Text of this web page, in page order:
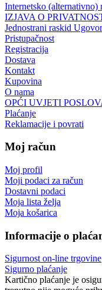
Internetsko (alternativno)
IZJAVA O
Jednostrani raskid
Pristupačnost
Registracija
Dostava
Kontakt
Kupovina
O nama
OPĆI UVJETI
Plaćanje
Reklamacije i povrati
Moj račun
Moj profil
Moji podaci za račun
Dostavni podaci
Moja lista želja
Moja košarica
Informacije o
Sigurnost on-line trgovine
Sigurno plaćanje
Kartično plaćanje je